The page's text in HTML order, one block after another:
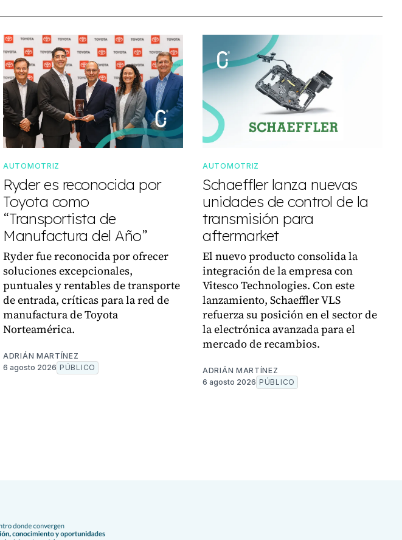
AUTOMOTRIZ
Ryder es reconocida por
Toyota como
“Transportista de
Manufactura del Año”
Ryder fue reconocida por ofrecer
soluciones excepcionales,
puntuales y rentables de transporte
de entrada, críticas para la red de
manufactura de Toyota
Norteamérica.
ADRIÁN MARTÍNEZ
6 agosto 2026 PÚBLICO
AUTOMOTRIZ
Schaeffler lanza nuevas
unidades de control de la
transmisión para
aftermarket
El nuevo producto consolida la
integración de la empresa con
Vitesco Technologies. Con este
lanzamiento, Schaeffler VLS
refuerza su posición en el sector de
la electrónica avanzada para el
mercado de recambios.
ADRIÁN MARTÍNEZ
6 agosto 2026 PÚBLICO